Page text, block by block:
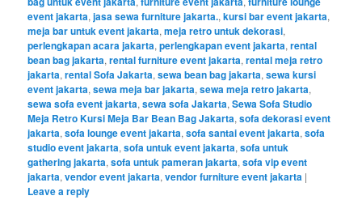
event jakarta,jasa sewa furniture jakarta.,kursi bar event jakarta,
meja bar untuk event jakarta,meja retro untuk dekorasi,
perlengkapan acara jakarta,perlengkapan event jakarta,rental
bean bag jakarta,rental furniture event jakarta,rental meja retro
jakarta,rental Sofa Jakarta,sewa bean bag jakarta,sewa kursi
event jakarta,sewa meja bar jakarta,sewa meja retro jakarta,
sewa sofa event jakarta,sewa sofa Jakarta,Sewa Sofa Studio
Meja Retro Kursi Meja Bar Bean Bag Jakarta,sofa dekorasi event
jakarta,sofa lounge event jakarta,sofa santai event jakarta,sofa
studio event jakarta,sofa untuk event jakarta,sofa untuk
gathering jakarta,sofa untuk pameran jakarta,sofa vip event
jakarta,vendor event jakarta,vendor furniture event jakarta |
Leave a reply